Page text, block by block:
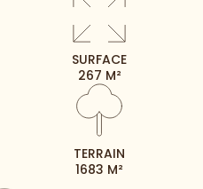
SURFACE
267 M²
TERRAIN
1683 M²